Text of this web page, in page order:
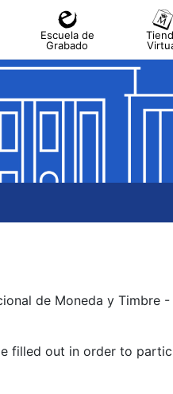
Escuela de
Grabado
de Moneda y Timbre -
filled out in order to